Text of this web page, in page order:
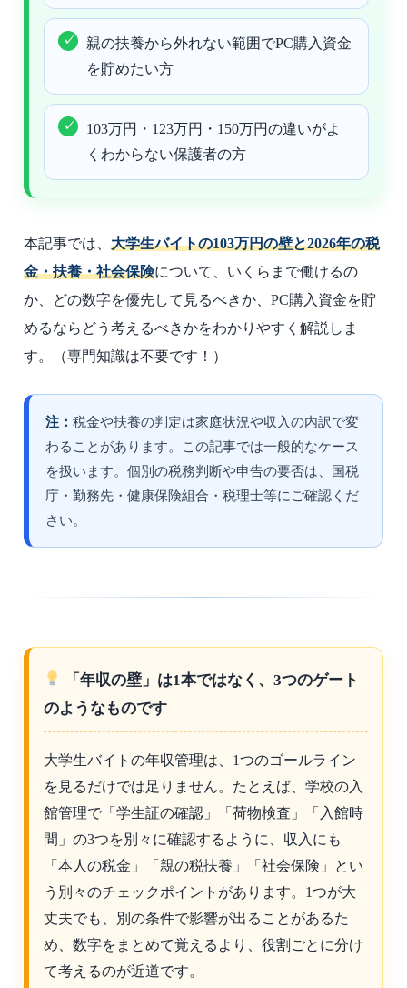
親の扶養から外れない範囲でPC購入資金
を貯めたい方
103万円・123万円・150万円の違いがよ
くわからない保護者の方
本記事では、 大学生バイトの103万円の壁と2026年の税
金・扶養・社会保険について、いくらまで働けるの
か、どの数字を優先して見るべきか、PC購入資金を貯
めるならどう考えるべきかをわかりやすく解説しま
す。
（専門知識は不要です！）
注： 税金や扶養の判定は家庭状況や収入の内訳で変
わることがあります。この記事では一般的なケース
を扱います。個別の税務判断や申告の要否は、国税
庁・勤務先・健康保険組合・税理士等にご確認くだ
さい。
「年収の壁」は1本ではなく、3つのゲート
のようなものです
大学生バイトの年収管理は、1つのゴールライン
を見るだけでは足りません。たとえば、学校の入
館管理で「学生証の確認」「荷物検査」「入館時
間」の3つを別々に確認するように、収入にも
「本人の税金」「親の税扶養」「社会保険」とい
う別々のチェックポイントがあります。1つが大
丈夫でも、別の条件で影響が出ることがあるた
め、数字をまとめて覚えるより、役割ごとに分け
て考えるのが近道です。